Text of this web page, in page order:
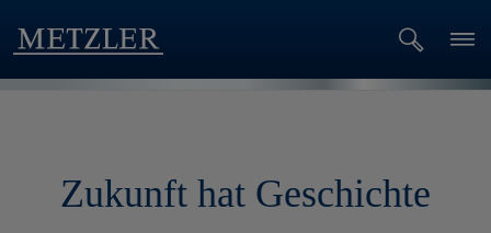
Zukunft hat Geschichte